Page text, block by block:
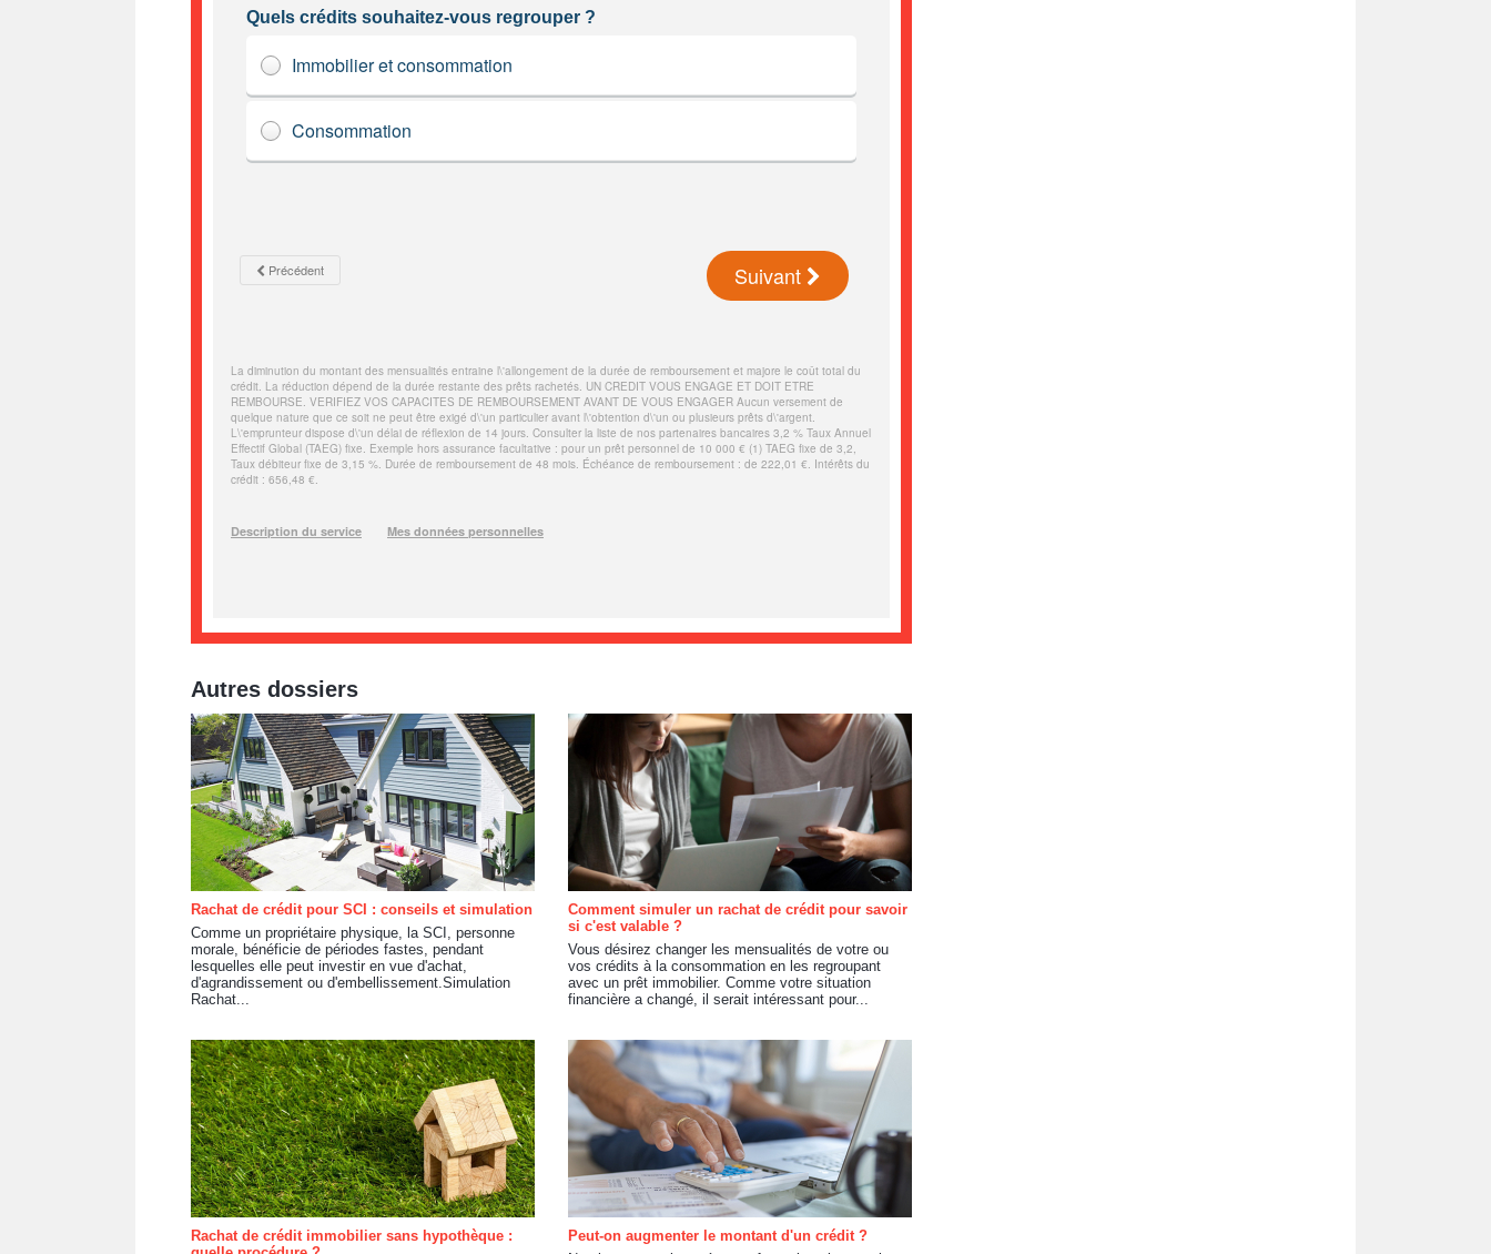
Autres dossiers
Rachat de crédit pour SCI : conseils et simulation
Comme un propriétaire physique, la SCI, personne
morale, bénéficie de périodes fastes, pendant
lesquelles elle peut investir en vue d'achat,
d'agrandissement ou d'embellissement.Simulation
Rachat...
Comment simuler un rachat de crédit pour savoir
si c'est valable ?
Vous désirez changer les mensualités de votre ou
vos crédits à la consommation en les regroupant
avec un prêt immobilier. Comme votre situation
financière a changé, il serait intéressant pour...
Rachat de crédit immobilier sans hypothèque :
Peut-on augmenter le montant d'un crédit ?